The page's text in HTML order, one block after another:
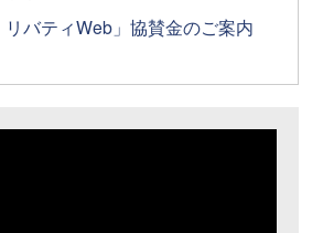
リバティWeb」協賛金のご案内